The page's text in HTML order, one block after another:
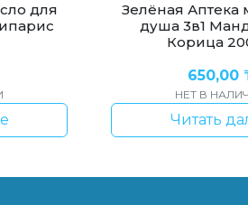
для
Зелёная Аптека
душа 3в1
Корица
650,00
НЕТ В
Читать